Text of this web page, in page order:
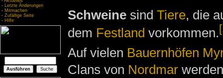
- Letzte Änderungen
- Mitmachen
- Zufällige Seite
- Hilfe Schweinesind Tiere, die
dem Festland vorkommen.
Auf vielen Bauernhöfen
Clans von Nordmar